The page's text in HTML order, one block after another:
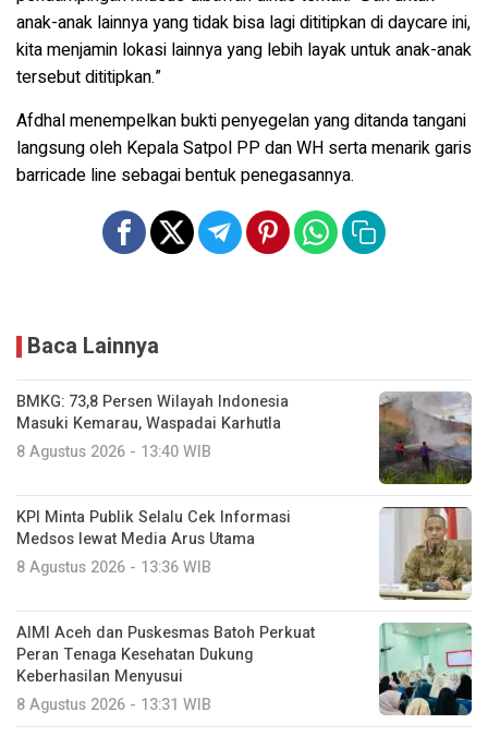
anak-anak lainnya yang tidak bisa lagi dititipkan di daycare ini,
kita menjamin lokasi lainnya yang lebih layak untuk anak-anak
tersebut dititipkan.”
Afdhal menempelkan bukti penyegelan yang ditanda tangani
langsung oleh Kepala Satpol PP dan WH serta menarik garis
barricade line sebagai bentuk penegasannya.
Baca Lainnya
BMKG: 73,8 Persen Wilayah Indonesia
Masuki Kemarau, Waspadai Karhutla
8 Agustus 2026 - 13:40 WIB
KPI Minta Publik Selalu Cek Informasi
Medsos lewat Media Arus Utama
8 Agustus 2026 - 13:36 WIB
AIMI Aceh dan Puskesmas Batoh Perkuat
Peran Tenaga Kesehatan Dukung
Keberhasilan Menyusui
8 Agustus 2026 - 13:31 WIB